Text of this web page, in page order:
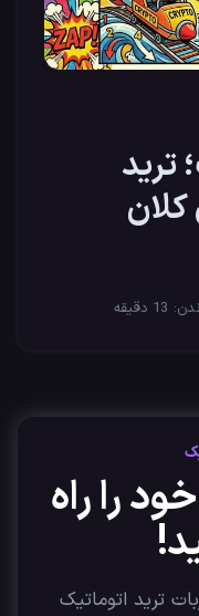
ترید
13 دقیقه
را راه
ترید اتوماتیک